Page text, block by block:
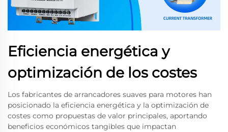
Eficiencia energética y
optimización de los costes
Los fabricantes de arrancadores suaves para motores han
posicionado la eficiencia energética y la optimización de
costes como propuestas de valor principales, aportando
beneficios económicos tangibles que impactan